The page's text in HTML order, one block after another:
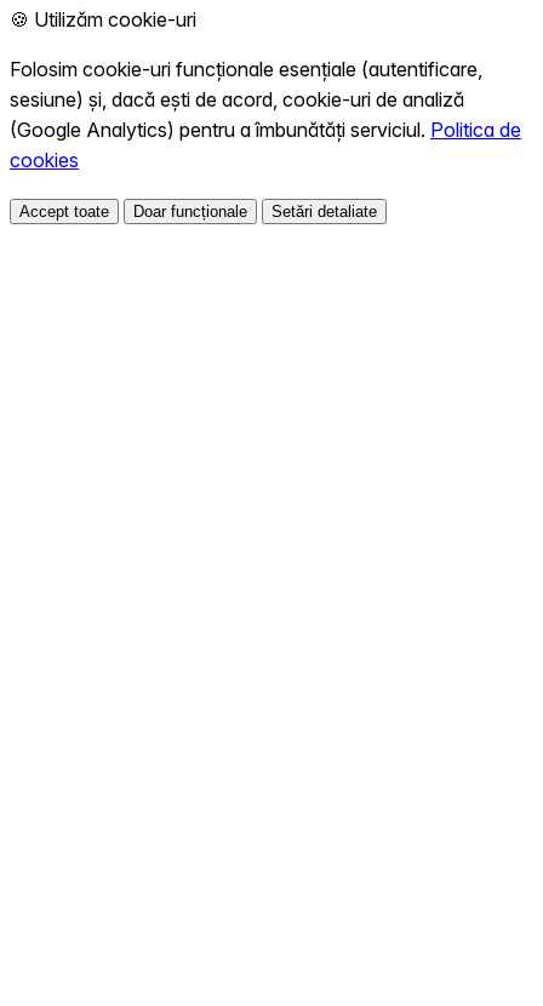
🍪 Utilizăm cookie-uri
Folosim cookie-uri funcționale esențiale (autentificare,
sesiune) și, dacă ești de acord, cookie-uri de analiză
(Google Analytics) pentru a îmbunătăți serviciul. Politica de
cookies
Accept toate Doar funcționale Setări detaliate